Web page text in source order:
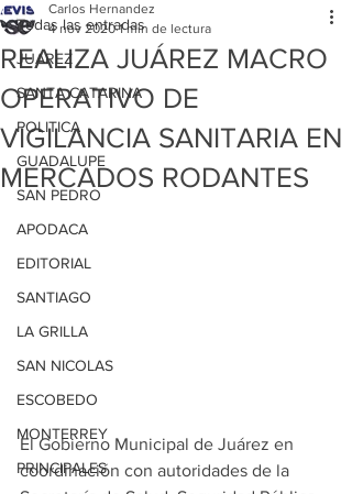
Todas las entradas
JUAREZ
SANTA CATARINA
POLITICA
GUADALUPE
SAN PEDRO
APODACA
EDITORIAL
SANTIAGO
LA GRILLA
SAN NICOLAS
ESCOBEDO
MONTERREY
PRINCIPALES
REALIZA JUÁREZ MACRO
OPERATIVO DE
VIGILANCIA SANITARIA EN
MERCADOS RODANTES
Carlos Hernandez
4 nov 2020 1 min de lectura
El Gobierno Municipal de Juárez en
coordinación con autoridades de la